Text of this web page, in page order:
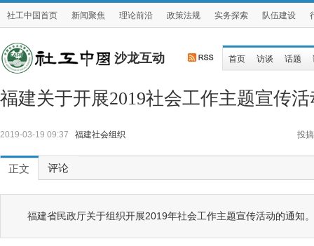
社工中国首页 新闻聚焦 理论前沿 政策法规 实务探索 队伍建设
沙龙互动 首页 访谈 话题
福建关于开展2019社会工作主题宣传
2019-03-19 09:37 福建社会组织 投搞
正文 评论
福建省民政厅关于组织开展2019年社会工作主题宣传活动的通知。